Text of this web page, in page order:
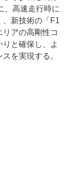
、高速走行時に
、新技術の「F1
アの高剛性コ
と確保し、よ
を実現する。